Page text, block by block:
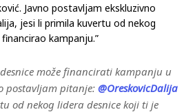
Javno postavljam ekskluzivno
jesi li primila kuvertu od nekog
kampanju.”
može financirati kampanju u
postavljam pitanje: @OreskovicDalija
od nekog lidera desnice koji ti je